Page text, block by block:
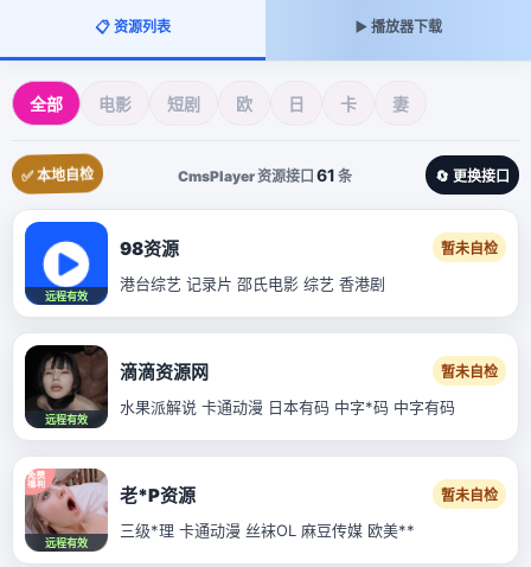
📋 资源列表 ▶️ 播放器下载
全部 电影 短剧 欧 日 卡 妻
✅ 本地自检 CmsPlayer 资源接口 61 条 🔄 更换接口
远程有效
98资源 暂未自检
港台综艺 记录片 邵氏电影 综艺 香港剧
远程有效
滴滴资源网 暂未自检
水果派解说 卡通动漫 日本有码 中字*码 中字有码
远程有效
老*P资源 暂未自检
三级*理 卡通动漫 丝袜OL 麻豆传媒 欧美**